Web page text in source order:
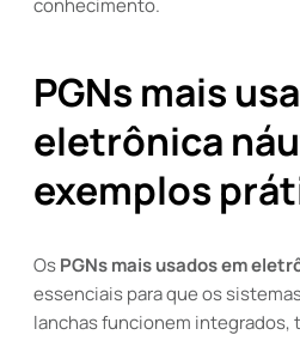
conhecimento.
PGNs mais
eletrônica
exemplos
OsPGNs mais usados em
essenciais para que os
lanchas funcionem integrados,